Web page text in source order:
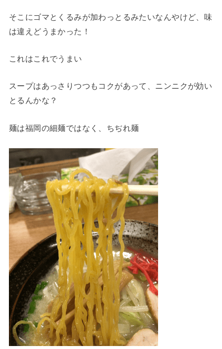
そこにゴマとくるみが加わっとるみたいなんやけど、味
は違えどうまかった！
これはこれでうまい
スープはあっさりつつもコクがあって、ニンニクが効い
とるんかな？
麺は福岡の細麺ではなく、ちぢれ麺